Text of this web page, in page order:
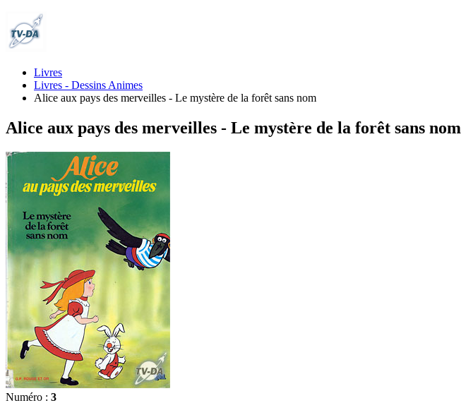
Livres
Livres - Dessins Animes
Alice aux pays des merveilles - Le mystère de la forêt sans nom
Alice aux pays des merveilles - Le mystère de la forêt sans nom
Numéro : 3